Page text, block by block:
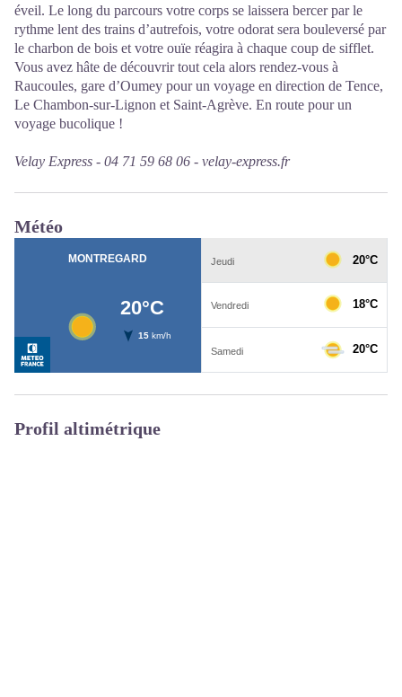
éveil. Le long du parcours votre corps se laissera bercer par le
rythme lent des trains d’autrefois, votre odorat sera bouleversé par
le charbon de bois et votre ouïe réagira à chaque coup de sifflet.
Vous avez hâte de découvrir tout cela alors rendez-vous à
Raucoules, gare d’Oumey pour un voyage en direction de Tence,
Le Chambon-sur-Lignon et Saint-Agrève. En route pour un
voyage bucolique !
Velay Express - 04 71 59 68 06 - velay-express.fr
Météo
Profil altimétrique